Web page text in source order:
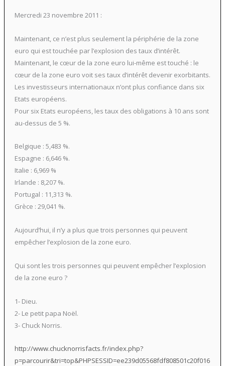
Mercredi 23 novembre 2011 :
Maintenant, ce n’est plus seulement la périphérie de la zone
euro qui est touchée par l’explosion des taux d’intérêt.
Maintenant, le cœur de la zone euro lui-même est touché : le
cœur de la zone euro voit ses taux d’intérêt devenir exorbitants.
Les investisseurs internationaux n’ont plus confiance dans six
Etats européens.
Pour six Etats européens, les taux des obligations à 10 ans sont
au-dessus de 5 %.
Belgique : 5,483 %.
Espagne : 6,646 %.
Italie : 6,969 %
Irlande : 8,207 %.
Portugal : 11,313 %.
Grèce : 29,041 %.
Aujourd’hui, il n’y a plus que trois personnes qui peuvent
empêcher l’explosion de la zone euro.
Qui sont les trois personnes qui peuvent empêcher l’explosion
de la zone euro ?
1- Dieu.
2- Le petit papa Noël.
3- Chuck Norris.
http://www.chucknorrisfacts.fr/index.php?
p=parcourir&tri=top&PHPSESSID=ee239d05568fdf808501c20f016